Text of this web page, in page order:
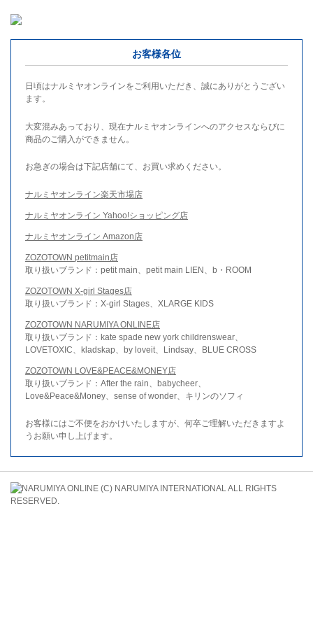
お客様各位
日頃はナルミヤオンラインをご利用いただき、誠にありがとうござい
ます。
大変混みあっており、現在ナルミヤオンラインへのアクセスならびに
商品のご購入ができません。
お急ぎの場合は下記店舗にて、お買い求めください。
ナルミヤオンライン楽天市場店
ナルミヤオンライン Yahoo!ショッピング店
ナルミヤオンライン Amazon店
ZOZOTOWN petitmain店
取り扱いブランド：petit main、petit main LIEN、b・ROOM
ZOZOTOWN X-girl Stages店
取り扱いブランド：X-girl Stages、XLARGE KIDS
ZOZOTOWN NARUMIYA ONLINE店
取り扱いブランド：kate spade new york childrenswear、
LOVETOXIC、kladskap、by loveit、Lindsay、BLUE CROSS
ZOZOTOWN LOVE&PEACE&MONEY店
取り扱いブランド：After the rain、babycheer、
Love&Peace&Money、sense of wonder、キリンのソフィ
お客様にはご不便をおかけいたしますが、何卒ご理解いただきますよ
うお願い申し上げます。